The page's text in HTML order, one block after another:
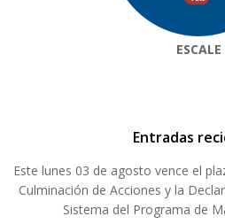
ESCALE
Entradas
Este lunes 03 de agosto vence el
Culminación de Acciones y la
Sistema del Programa de